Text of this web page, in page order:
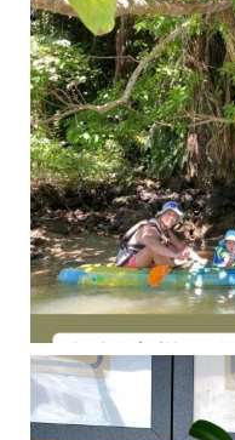
今年の1月にお店に植えたマングローブ(メヒルギ)の苗が成長してきました
マングロ